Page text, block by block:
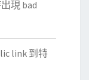
現 bad
link 到特